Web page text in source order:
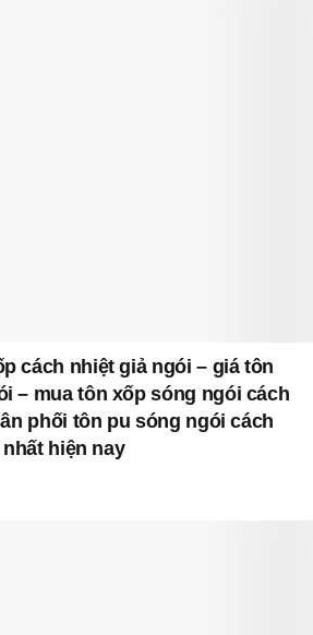
cách nhiệt giả ngói – giá tôn
– mua tôn xốp sóng ngói cách
phối tôn pu sóng ngói cách
hiện nay